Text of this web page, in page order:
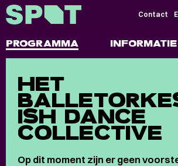
PROGRAMMA INFORMATIE
Contact
HET
ISH DANCE
COLLECTIVE
Op dit moment zijn er geen